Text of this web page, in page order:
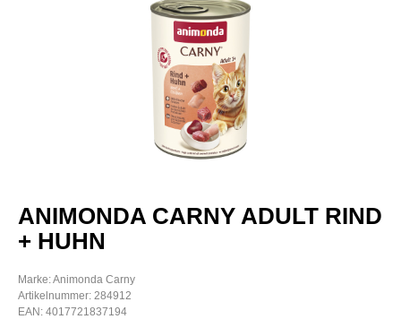
ANIMONDA CARNY ADULT RIND
+ HUHN
Marke: Animonda Carny
Artikelnummer: 284912
EAN: 4017721837194